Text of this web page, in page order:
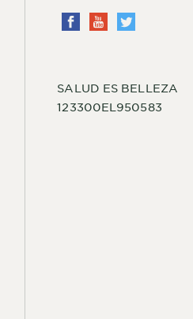
SALUD ES BELLEZA
123300EL950583